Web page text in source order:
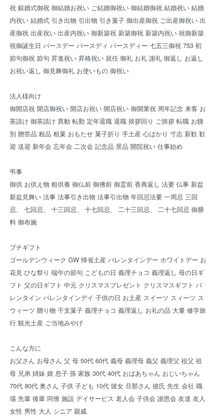
祝 銀婚式御祝 御結婚お祝い ご結婚御祝い 御結婚御祝 結婚祝い 結婚
内祝い 結婚式 引き出物 引出物 引き菓子 御出産御祝 ご出産御祝い 出
産御祝 出産祝い 出産内祝い 御新築祝 新築御祝 新築内祝い 祝御新築
祝御誕生日 バースデー バースディ バースディー 七五三御祝 753 初
節句御祝 節句 昇進祝い 昇格祝い 就任 御礼 お礼 謝礼 御返し お返し
お祝い返し 御見舞御礼 お使いもの 御祝い
法人様向け
御開店祝 開店御祝い 開店お祝い 開店祝い 御開業祝 周年記念 来客 お
茶請け 御茶請け 異動 転勤 定年退職 退職 挨拶回り ご挨拶 転職 お餞
別 贈答品 粗品 粗菓 おもたせ 菓子折り 手土産 心ばかり 寸志 新歓 歓
迎 送迎 新年会 忘年会 二次会 記念品 景品 開院祝い 仕事始め
弔事
御供 お供え物 粗供養 御仏前 御佛前 御霊前 香典返し 法要 仏事 新盆
新盆見舞い 法事 法事引き出物 法事引出物 年回忌法要 一周忌 三回
忌、 七回忌、 十三回忌、 十七回忌、 二十三回忌、 二十七回忌 御膳
料 御布施
プチギフト
ゴールデンウィーク GW 帰省土産 バレンタインデー ホワイトデー お
花見 ひな祭り 端午の節句 こどもの日 義理チョコ 義理返し 母の日ギ
フト 父の日ギフト 中元 クリスマスプレゼント クリスマスギフト バ
レンタイン バレンタインデイ 子供の日 お土産 スイーツ スィーツ ス
ウィーツ 贈り物 干支菓子 義理チョコ 義理返し お礼の品 大量 修学旅
行 観光土産 ご当地みやげ
こんな方に
お父さん お母さん 父 母 50代 60代 義母 義理母 義父 義理父 祖父 祖
母 兄弟 姉妹 娘 息子 孫 家族 30代 40代 おばあちゃん おじいちゃん
70代 80代 奥さん 子供 子ども 10代 彼女 旦那さん 彼氏 先生 会社 職
場 先輩 後輩 同僚 施設 デイサービス 老人会 子供会 謝恩会 友達 友人
女性 男性 大人 シニア 親戚